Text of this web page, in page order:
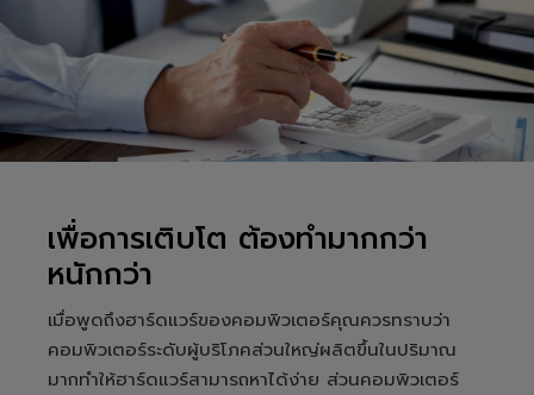
เพื่อการเติบโต ต้องทำมากกว่า
หนักกว่า
เมื่อพูดถึงฮาร์ดแวร์ของคอมพิวเตอร์คุณควรทราบว่า
คอมพิวเตอร์ระดับผู้บริโภคส่วนใหญ่ผลิตขึ้นในปริมาณ
มากทำให้ฮาร์ดแวร์สามารถหาได้ง่าย ส่วนคอมพิวเตอร์